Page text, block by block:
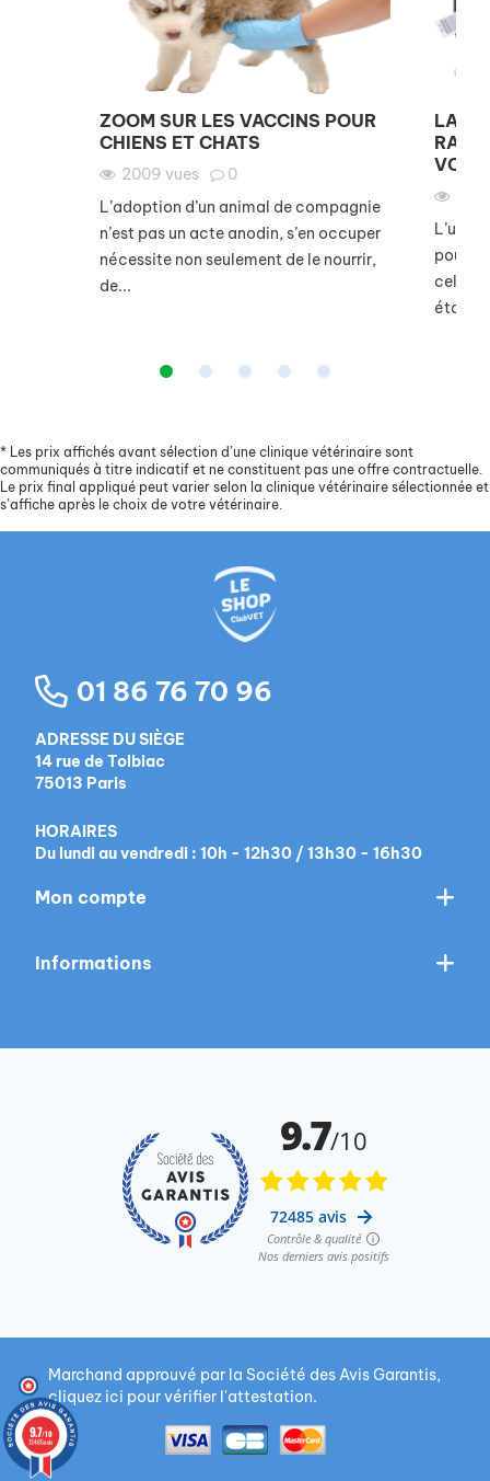
ZOOM SUR LES VACCINS POUR
CHIENS ET CHATS
2009 vues
0
L’adoption d’un animal de compagnie
n’est pas un acte anodin, s’en occuper
nécessite non seulement de le nourrir,
de...
LA
L’un
pour
celui
étant...
* Les prix affichés avant sélection d’une clinique vétérinaire sont
communiqués à titre indicatif et ne constituent pas une offre contractuelle.
Le prix final appliqué peut varier selon la clinique vétérinaire sélectionnée et
s’affiche après le choix de votre vétérinaire.
01 86 76 70 96
ADRESSE DU SIÈGE
14 rue de Tolbiac
75013 Paris
HORAIRES
Du lundi au vendredi : 10h - 12h30 / 13h30 - 16h30
Mon compte
Informations
Marchand approuvé par la Société des Avis Garantis,
cliquez ici pour vérifier l'attestation.
9.7/10
72485 avis